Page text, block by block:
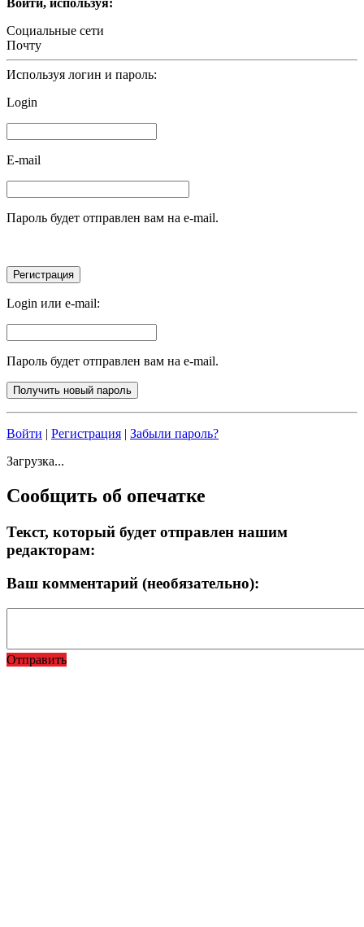
Войти, используя:
Социальные сети
Почту
Используя логин и пароль:
Login
E-mail
Пароль будет отправлен вам на e-mail.
Login или e-mail:
Пароль будет отправлен вам на e-mail.
Войти Регистрация
Забыли пароль?
Загрузка...
Сообщить об опечатке
Текст, который будет отправлен нашим
редакторам:
Ваш комментарий (необязательно):
Отправить